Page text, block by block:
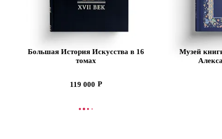
Большая История Искусства в 16
томах
119 000
В КОРЗИНУ
Музей